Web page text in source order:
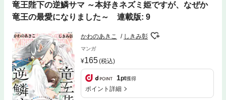
竜王陛下の逆鱗サマ ～本好きネズミ姫ですが、なぜか
竜王の最愛になりました～ 連載版: 9
かわのあきこ しきみ彰
マンガ
165(税込)
1pt獲得
ポイント詳細